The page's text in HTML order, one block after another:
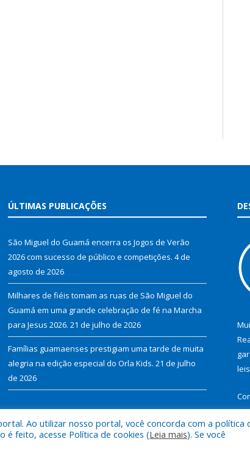
ÚLTIMAS PUBLICAÇÕES
São Miguel do Guamá encerra os Jogos de Verão
2026 com sucesso de público e competições. 4 de
agosto de 2026
Milhares de fiéis tomam as ruas de São Miguel do
Guamá em uma grande celebração de fé na Marcha
para Jesus 2026. 21 de julho de 2026
Famílias guamaenses prestigiam uma tarde de muita
alegria na edição especial do Orla Kids. 21 de julho
de 2026
Ao utilizar nosso portal, você concorda com a política
feito, acesse Política de cookies (Leia mais). Se você